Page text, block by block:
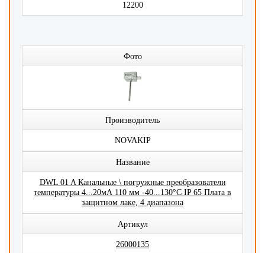
12200
Фото
Производитель
NOVAKIP
Название
DWL 01 A Канальные \ погружные преобразователи
температуры 4...20мА 110 мм -40...130°C IP 65 Плата в
защитном лаке, 4 диапазона
Артикул
26000135